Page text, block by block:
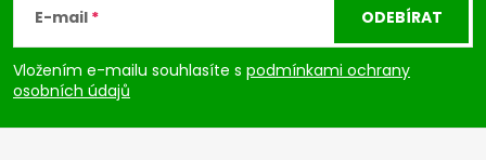
p
a
E-mail
Vložením e-mailu souhlasíte s podmínkami ochrany
osobních údajů
ODEBÍRAT